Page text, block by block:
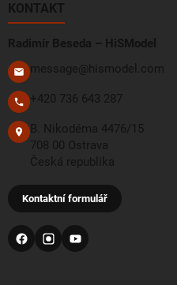
KONTAKT
Radimír Beseda – HiSModel
message@hismodel.com
+420 736 643 287
B. Nikodéma 4476/15
708 00 Ostrava
Česká republika
Kontaktní formulář